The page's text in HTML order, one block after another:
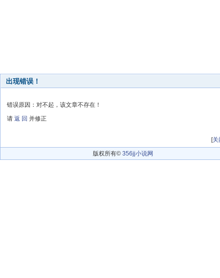
出现错误！
错误原因：对不起，该文章不存在！
请 返 回 并修正
[关
版权所有© 356jj小说网